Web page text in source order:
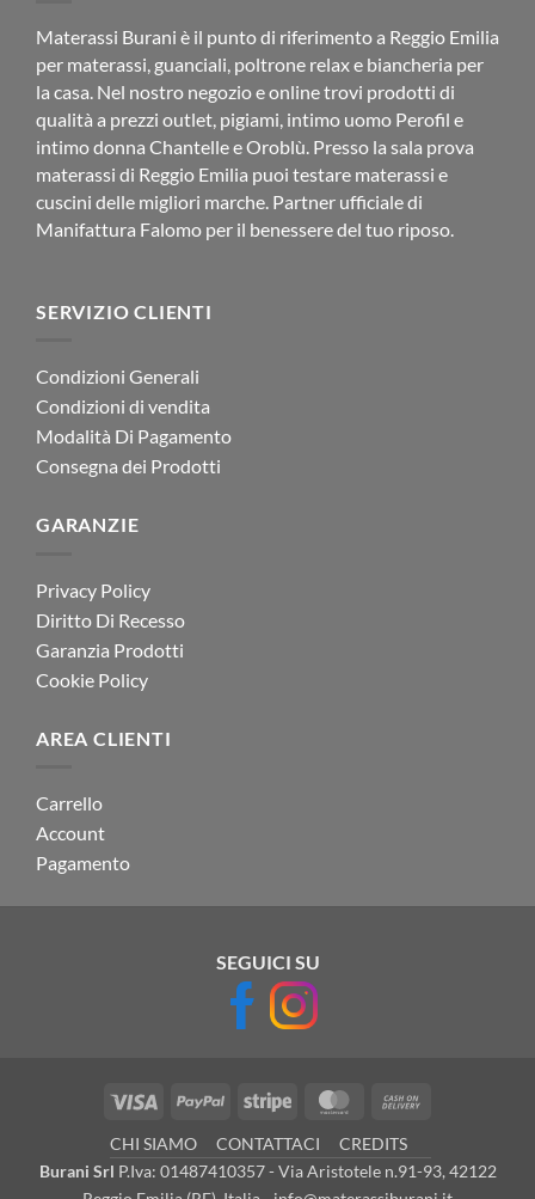
Materassi Burani è il punto di riferimento a Reggio Emilia
per materassi, guanciali, poltrone relax e biancheria per
la casa. Nel nostro negozio e online trovi prodotti di
qualità a prezzi outlet, pigiami, intimo uomo Perofil e
intimo donna Chantelle e Oroblù. Presso la sala prova
materassi di Reggio Emilia puoi testare materassi e
cuscini delle migliori marche. Partner ufficiale di
Manifattura Falomo per il benessere del tuo riposo.
SERVIZIO CLIENTI
Condizioni Generali
Condizioni di vendita
Modalità Di Pagamento
Consegna dei Prodotti
GARANZIE
Privacy Policy
Diritto Di Recesso
Garanzia Prodotti
Cookie Policy
AREA CLIENTI
Carrello
Account
Pagamento
SEGUICI SU
Visa PayPal Stripe MasterCard
Delivery
CHI SIAMO CONTATTACI
CREDITS
Burani Srl P.Iva: 01487410357 - Via Aristotele n.91-93, 42122